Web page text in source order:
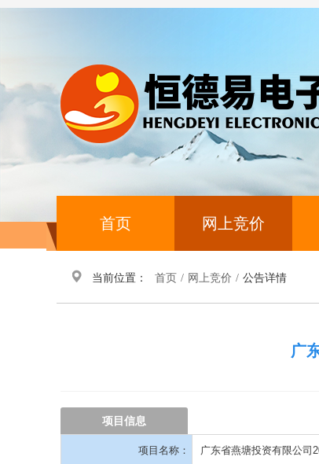
首页 网上竞价
当前位置： 首页 / 网上竞价 / 公告详情